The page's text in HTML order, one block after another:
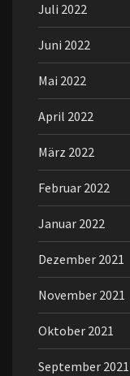
Juli 2022
Juni 2022
Mai 2022
April 2022
März 2022
Februar 2022
Januar 2022
Dezember 2021
November 2021
Oktober 2021
September 2021